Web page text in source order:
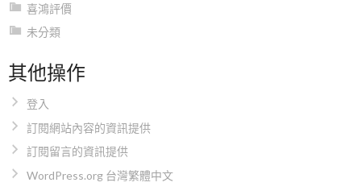
喜鴻評價
未分類
其他操作
登入
訂閱網站內容的資訊提供
訂閱留言的資訊提供
WordPress.org 台灣繁體中文